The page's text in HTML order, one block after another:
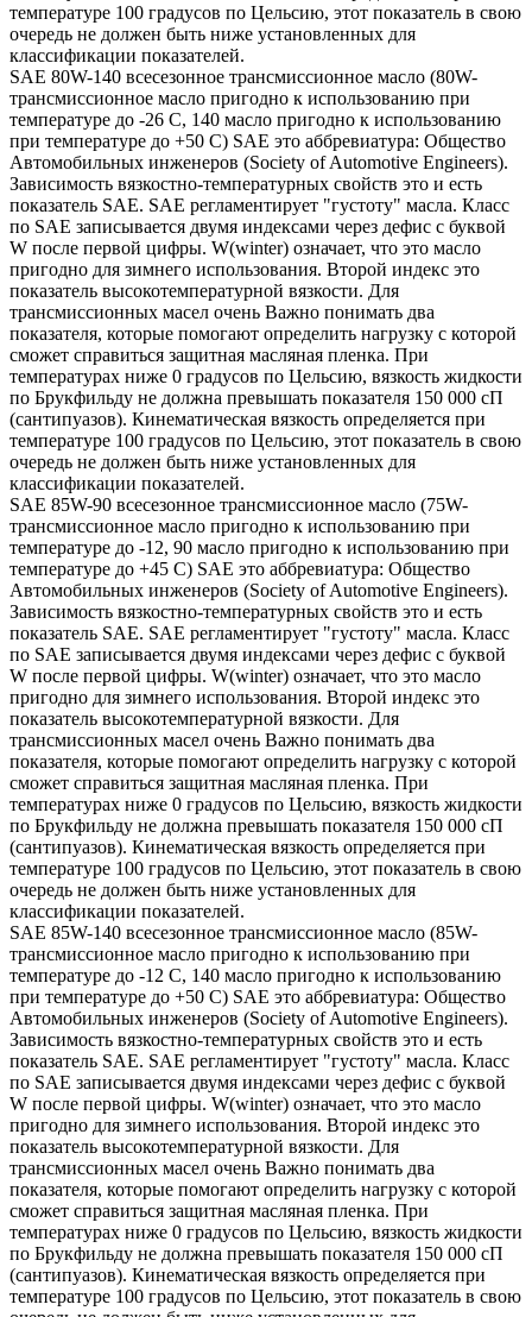
температуре 100 градусов по Цельсию, этот показатель в свою
очередь не должен быть ниже установленных для
классификации показателей.
SAE 80W-140 всесезонное трансмиссионное масло (80W-
трансмиссионное масло пригодно к использованию при
температуре до -26 С, 140 масло пригодно к использованию
при температуре до +50 С) SAE это аббревиатура: Общество
Автомобильных инженеров (Society of Automotive Engineers).
Зависимость вязкостно-температурных свойств это и есть
показатель SAE. SAE регламентирует "густоту" масла. Класс
по SAE записывается двумя индексами через дефис с буквой
W после первой цифры. W(winter) означает, что это масло
пригодно для зимнего использования. Второй индекс это
показатель высокотемпературной вязкости. Для
трансмиссионных масел очень Важно понимать два
показателя, которые помогают определить нагрузку с которой
сможет справиться защитная масляная пленка. При
температурах ниже 0 градусов по Цельсию, вязкость жидкости
по Брукфильду не должна превышать показателя 150 000 сП
(сантипуазов). Кинематическая вязкость определяется при
температуре 100 градусов по Цельсию, этот показатель в свою
очередь не должен быть ниже установленных для
классификации показателей.
SAE 85W-90 всесезонное трансмиссионное масло (75W-
трансмиссионное масло пригодно к использованию при
температуре до -12, 90 масло пригодно к использованию при
температуре до +45 С) SAE это аббревиатура: Общество
Автомобильных инженеров (Society of Automotive Engineers).
Зависимость вязкостно-температурных свойств это и есть
показатель SAE. SAE регламентирует "густоту" масла. Класс
по SAE записывается двумя индексами через дефис с буквой
W после первой цифры. W(winter) означает, что это масло
пригодно для зимнего использования. Второй индекс это
показатель высокотемпературной вязкости. Для
трансмиссионных масел очень Важно понимать два
показателя, которые помогают определить нагрузку с которой
сможет справиться защитная масляная пленка. При
температурах ниже 0 градусов по Цельсию, вязкость жидкости
по Брукфильду не должна превышать показателя 150 000 сП
(сантипуазов). Кинематическая вязкость определяется при
температуре 100 градусов по Цельсию, этот показатель в свою
очередь не должен быть ниже установленных для
классификации показателей.
SAE 85W-140 всесезонное трансмиссионное масло (85W-
трансмиссионное масло пригодно к использованию при
температуре до -12 С, 140 масло пригодно к использованию
при температуре до +50 С) SAE это аббревиатура: Общество
Автомобильных инженеров (Society of Automotive Engineers).
Зависимость вязкостно-температурных свойств это и есть
показатель SAE. SAE регламентирует "густоту" масла. Класс
по SAE записывается двумя индексами через дефис с буквой
W после первой цифры. W(winter) означает, что это масло
пригодно для зимнего использования. Второй индекс это
показатель высокотемпературной вязкости. Для
трансмиссионных масел очень Важно понимать два
показателя, которые помогают определить нагрузку с которой
сможет справиться защитная масляная пленка. При
температурах ниже 0 градусов по Цельсию, вязкость жидкости
по Брукфильду не должна превышать показателя 150 000 сП
(сантипуазов). Кинематическая вязкость определяется при
температуре 100 градусов по Цельсию, этот показатель в свою